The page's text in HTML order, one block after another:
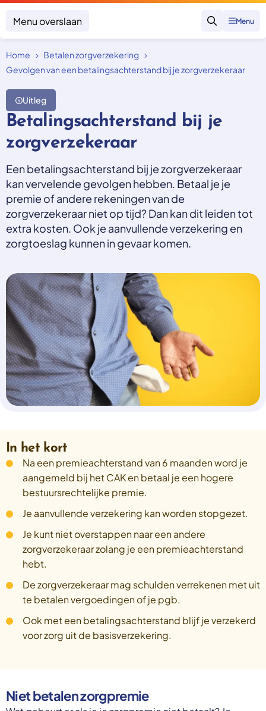
Menu overslaan
Zoeken
Menu
Klacht indienen
Onderwerpen
Zorgverzekering afsluiten
Zorgverzekering betalen
Vergoeding van zorg
Zorg in het buitenland
Nieuw in Nederland
Geen zorgverzekering
Overheid moet proactief
ondersteuning bieden bij schulden, niet
straffen
ondersteuning, zoals automatische zorgtoeslag. Zo
voorkomt de overheid schulden, vermindert stress
en blijft noodzakelijke zorg toegankelijk.
Lees meer
Focus en impact
Uitspraken
Over SKGZ
Nieuws
Casussen
Vacatures
Select a language
Nederlands
English
Deutsch
Polski
Romana
български
Українська
русский
Espanol
Home
Betalen zorgverzekering
Gevolgen van een betalingsachterstand bij je zorgverzekeraar
Betalingsachterstand bij je
zorgverzekeraar
Uitleg
Een betalingsachterstand bij je zorgverzekeraar
kan vervelende gevolgen hebben. Betaal je je
premie of andere rekeningen van de
zorgverzekeraar niet op tijd? Dan kan dit leiden tot
extra kosten. Ook je aanvullende verzekering en
zorgtoeslag kunnen in gevaar komen.
In het kort
Na een premieachterstand van 6 maanden word je
aangemeld bij het CAK en betaal je een hogere
bestuursrechtelijke premie.
Je aanvullende verzekering kan worden stopgezet.
Je kunt niet overstappen naar een andere
zorgverzekeraar zolang je een premieachterstand
hebt.
De zorgverzekeraar mag schulden verrekenen met uit
te betalen vergoedingen of je pgb.
Ook met een betalingsachterstand blijf je verzekerd
voor zorg uit de basisverzekering.
Niet betalen zorgpremie